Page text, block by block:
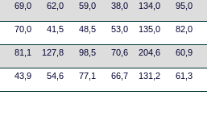
69,0 62,0 59,0 38,0 134,0 95,0
70,0 41,5 48,5 53,0 135,0 82,0
81,1 127,8 98,5 70,6 204,6 60,9
43,9 54,6 77,1 66,7 131,2 61,3